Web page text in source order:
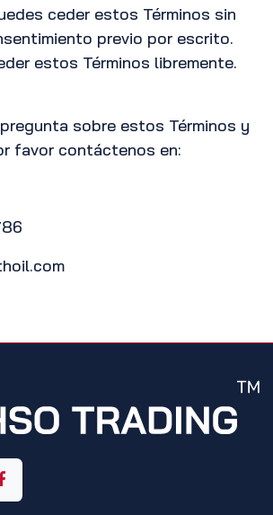
ceder estos Términos sin
previo por escrito.
estos Términos libremente.
sobre estos Términos y
favor contáctenos en: